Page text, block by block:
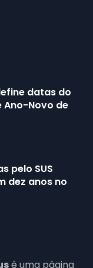
datas do
Ano-Novo de
pelo SUS
dez anos no
é uma página